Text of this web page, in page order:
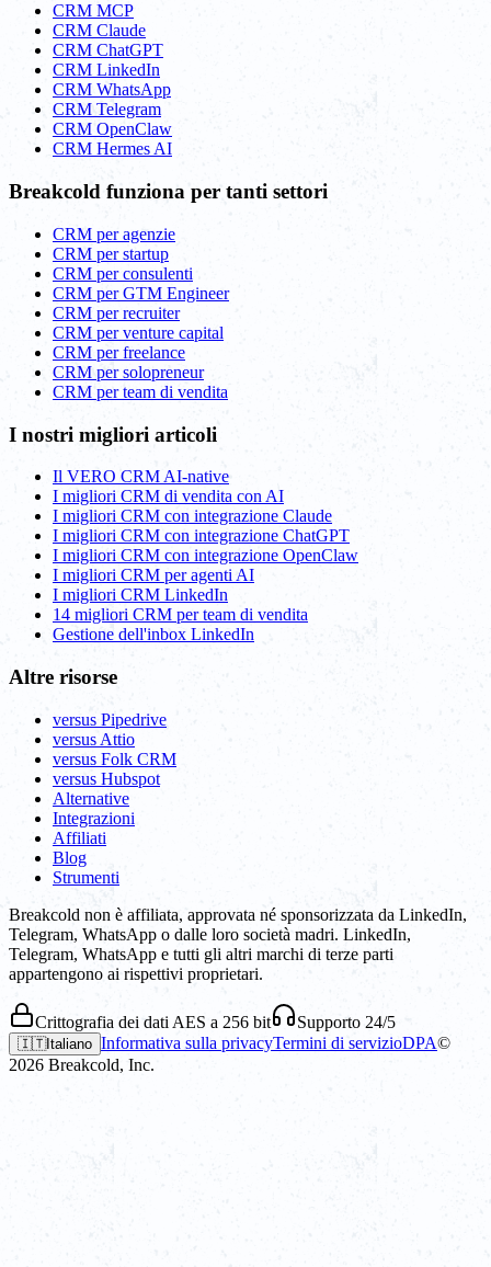
CRM MCP
CRM Claude
CRM ChatGPT
CRM LinkedIn
CRM WhatsApp
CRM Telegram
CRM OpenClaw
CRM Hermes AI
Breakcold funziona per tanti settori
CRM per agenzie
CRM per startup
CRM per consulenti
CRM per GTM Engineer
CRM per recruiter
CRM per venture capital
CRM per freelance
CRM per solopreneur
CRM per team di vendita
I nostri migliori articoli
Il VERO CRM AI-native
I migliori CRM di vendita con AI
I migliori CRM con integrazione Claude
I migliori CRM con integrazione ChatGPT
I migliori CRM con integrazione OpenClaw
I migliori CRM per agenti AI
I migliori CRM LinkedIn
14 migliori CRM per team di vendita
Gestione dell'inbox LinkedIn
Altre risorse
versus Pipedrive
versus Attio
versus Folk CRM
versus Hubspot
Alternative
Integrazioni
Affiliati
Blog
Strumenti
Breakcold non è affiliata, approvata né sponsorizzata da LinkedIn,
Telegram, WhatsApp o dalle loro società madri. LinkedIn,
Telegram, WhatsApp e tutti gli altri marchi di terze parti
appartengono ai rispettivi proprietari.
Crittografia dei dati AES a 256 bit Supporto 24/5
🇮🇹Italiano Informativa sulla privacyTermini di servizioDPA©
2026 Breakcold, Inc.